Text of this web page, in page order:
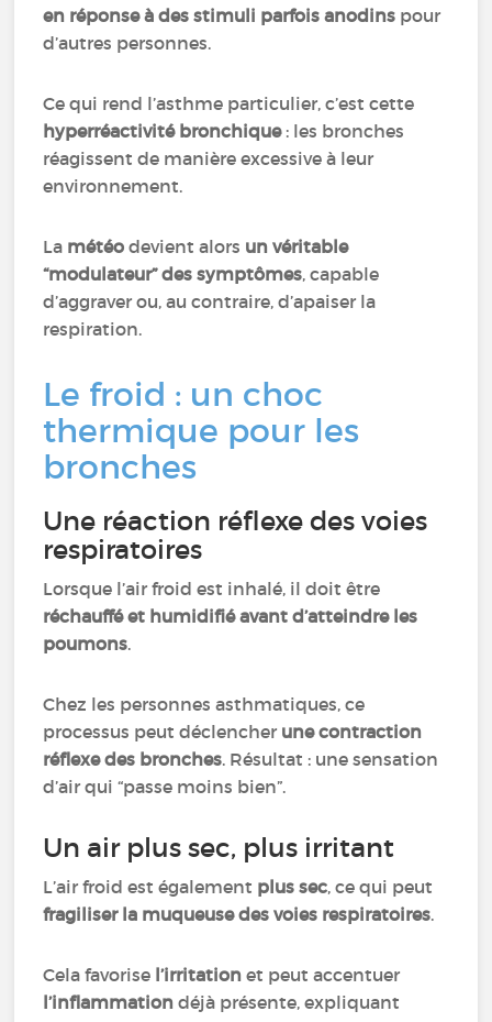
en réponse à des stimuli parfois anodins pour
d’autres personnes.
Ce qui rend l’asthme particulier, c’est cette
hyperréactivité bronchique: les bronches
réagissent de manière excessive à leur
environnement.
La météodevient alors un véritable
“modulateur” des symptômes, capable
d’aggraver ou, au contraire, d’apaiser la
respiration.
Le froid : un choc
thermique pour les
bronches
Une réaction réflexe des voies
respiratoires
Lorsque l’air froid est inhalé, il doit être
réchauffé et humidifié avant d’atteindre les
poumons.
Chez les personnes asthmatiques, ce
processus peut déclencher une contraction
réflexe des bronches. Résultat : une sensation
d’air qui “passe moins bien”.
Un air plus sec, plus irritant
L’air froid est également plus sec, ce qui peut
fragiliser la muqueuse des voies respiratoires.
Cela favorise l’irritationet peut accentuer
l’inflammationdéjà présente, expliquant